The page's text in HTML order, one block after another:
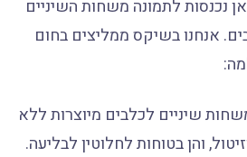
נכנסות לתמונה משחות השיניים
אנחנו בשיקס ממליצים בחום
שיניים לכלבים מיוצרות ללא
והן בטוחות לחלוטין לבליעה.